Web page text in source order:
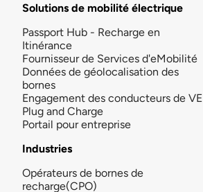
Solutions de mobilité électrique
Passport Hub - Recharge en
Itinérance
Fournisseur de Services d'eMobilité
Données de géolocalisation des
bornes
Engagement des conducteurs de VE
Plug and Charge
Portail pour entreprise
Industries
Opérateurs de bornes de
recharge(CPO)